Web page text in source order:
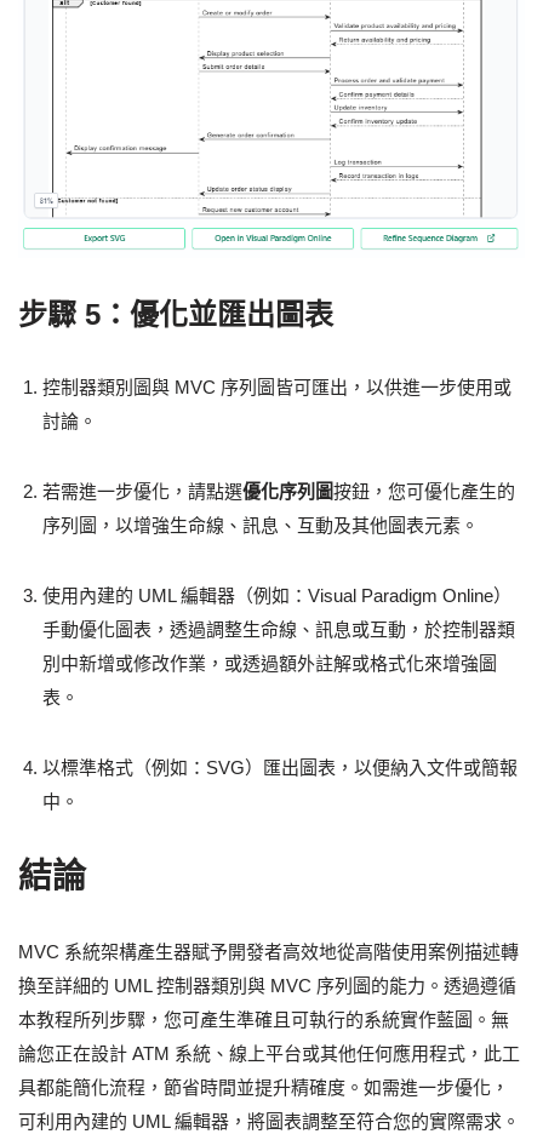
步驟 5：優化並匯出圖表
控制器類別圖與 MVC 序列圖皆可匯出，以供進一步使用或
討論。
若需進一步優化，請點選優化序列圖按鈕，您可優化產生的
序列圖，以增強生命線、訊息、互動及其他圖表元素。
使用內建的 UML 編輯器（例如：Visual Paradigm Online）
手動優化圖表，透過調整生命線、訊息或互動，於控制器類
別中新增或修改作業，或透過額外註解或格式化來增強圖
表。
以標準格式（例如：SVG）匯出圖表，以便納入文件或簡報
中。
結論
MVC 系統架構產生器賦予開發者高效地從高階使用案例描述轉
換至詳細的 UML 控制器類別與 MVC 序列圖的能力。透過遵循
本教程所列步驟，您可產生準確且可執行的系統實作藍圖。無
論您正在設計 ATM 系統、線上平台或其他任何應用程式，此工
具都能簡化流程，節省時間並提升精確度。如需進一步優化，
可利用內建的 UML 編輯器，將圖表調整至符合您的實際需求。